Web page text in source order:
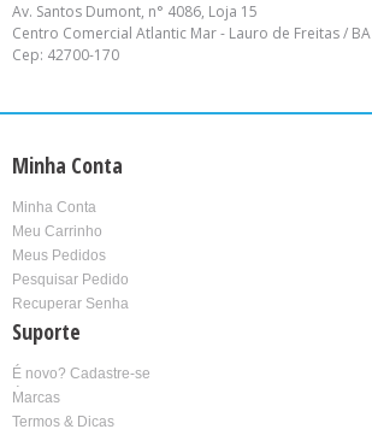
Av. Santos Dumont, n° 4086, Loja 15
Centro Comercial Atlantic Mar - Lauro de Freitas / BA
Cep: 42700-170
Minha Conta
Minha Conta
Meu Carrinho
Meus Pedidos
Pesquisar Pedido
Recuperar Senha
Suporte
É novo? Cadastre-se
Marcas
Termos & Dicas